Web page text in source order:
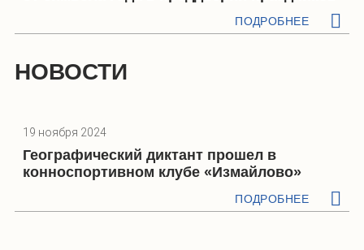
ПОДРОБНЕЕ
НОВОСТИ
19 ноября 2024
Географический диктант прошел в
конноспортивном клубе «Измайлово»
ПОДРОБНЕЕ